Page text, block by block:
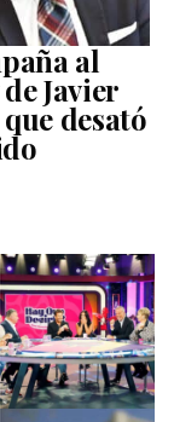
al
Javier
desató